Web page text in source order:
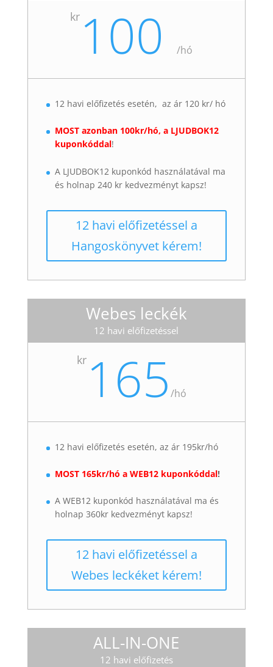
kr 100/hó
12 havi előfizetés esetén, az ár 120 kr/ hó
MOST azonban 100kr/hó, a LJUDBOK12
kuponkóddal!
A LJUDBOK12 kuponkód használatával ma
és holnap 240 kr kedvezményt kapsz!
12 havi előfizetéssel a
Hangoskönyvet kérem!
Webes leckék
12 havi előfizetéssel
kr165 /hó
12 havi előfizetés esetén, az ár 195kr/hó
MOST 165kr/hó a WEB12 kuponkóddal!
A WEB12 kuponkód használatával ma és
holnap 360kr kedvezményt kapsz!
12 havi előfizetéssel a
Webes leckéket kérem!
ALL-IN-ONE
12 havi előfizetés